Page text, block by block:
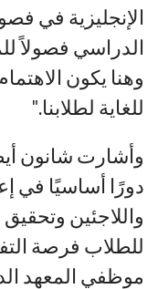
الإنجليزية في
الدراسي فصولاً
وهنا يكون
للغاية لطلابنا."
وأشارت شانون
دورًا أساسيًا في
واللاجئين
للطلاب فرصة
موظفي المعهد